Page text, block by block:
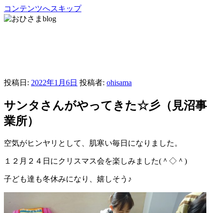
コンテンツへスキップ
投稿日: 2022年1月6日 投稿者: ohisama
サンタさんがやってきた☆彡（見沼事
業所）
空気がヒンヤリとして、肌寒い毎日になりました。
１２月２４日にクリスマス会を楽しみました(＾◇＾)
子ども達も冬休みになり、嬉しそう♪